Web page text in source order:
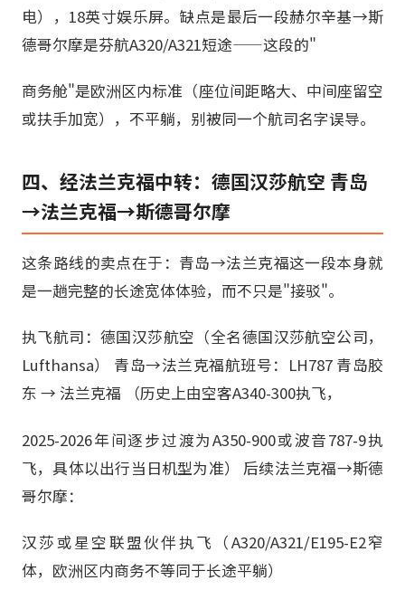
电），18英寸娱乐屏。缺点是最后一段赫尔辛基→斯
德哥尔摩是芬航A320/A321短途——这段的"
商务舱"是欧洲区内标准（座位间距略大、中间座留空
或扶手加宽），不平躺，别被同一个航司名字误导。
四、经法兰克福中转：德国汉莎航空 青岛
→法兰克福→斯德哥尔摩
这条路线的卖点在于：青岛→法兰克福这一段本身就
是一趟完整的长途宽体体验，而不只是"接驳"。
执飞航司：德国汉莎航空（全名德国汉莎航空公司，
Lufthansa） 青岛→法兰克福航班号：LH787 青岛胶
东 → 法兰克福 （历史上由空客A340-300执飞，
2025-2026年间逐步过渡为A350-900或波音787-9执
飞，具体以出行当日机型为准） 后续法兰克福→斯德
哥尔摩：
汉莎或星空联盟伙伴执飞（A320/A321/E195-E2窄
体，欧洲区内商务不等同于长途平躺）